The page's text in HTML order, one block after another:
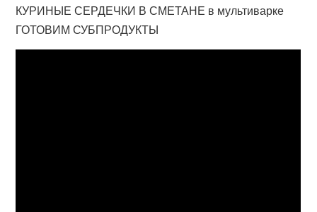
КУРИНЫЕ СЕРДЕЧКИ В СМЕТАНЕ в мультиварке
ГОТОВИМ СУБПРОДУКТЫ